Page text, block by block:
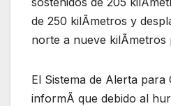
de 250 kilÃmetros y
norte a nueve kilÃmetros
El Sistema de Alerta para
informÃ que debido al